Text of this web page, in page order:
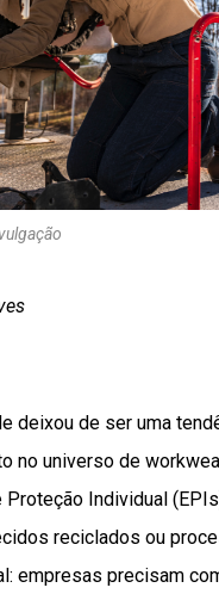
deixou de ser uma
no universo de
Proteção Individual
reciclados ou
empresas precisam